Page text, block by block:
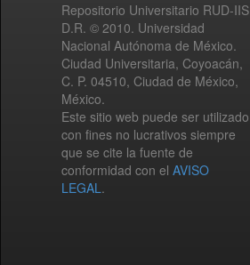
Repositorio Universitario RUD-IIS
D.R. © 2010. Universidad
Nacional Autónoma de México.
Ciudad Universitaria, Coyoacán,
C. P. 04510, Ciudad de México,
México.
Este sitio web puede ser utilizado
con fines no lucrativos siempre
que se cite la fuente de
conformidad con el AVISO
LEGAL.